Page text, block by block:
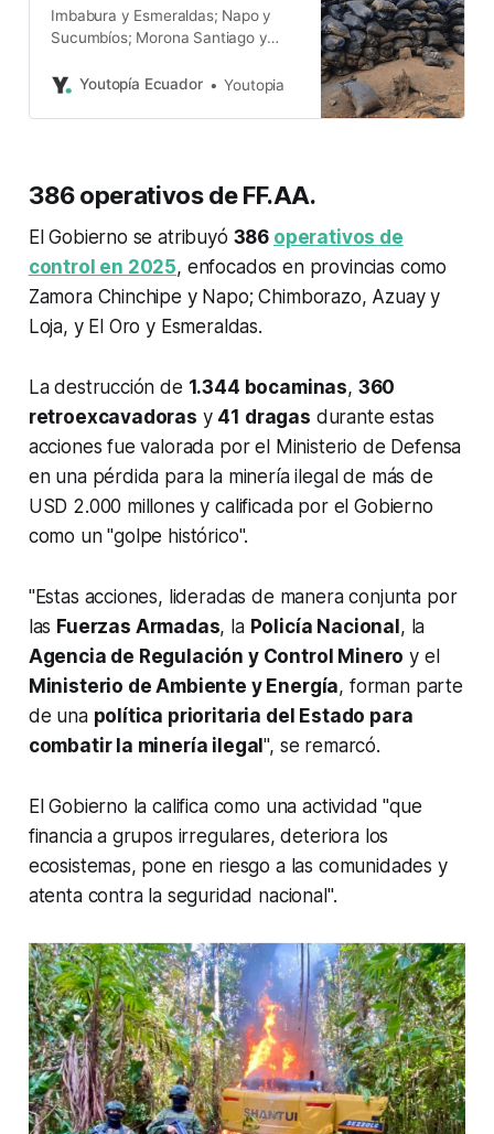
Imbabura y Esmeraldas; Napo y
Sucumbíos; Morona Santiago y
Loja son 9 de las 16 provincias con
Youtopía Ecuador Youtopia
386 operativos de FF.AA.
El Gobierno se atribuyó 386 operativos de
control en 2025, enfocados en provincias como
Zamora Chinchipe y Napo; Chimborazo, Azuay y
Loja, y El Oro y Esmeraldas.
La destrucción de 1.344 bocaminas, 360
retroexcavadoras y 41 dragas durante estas
acciones fue valorada por el Ministerio de Defensa
en una pérdida para la minería ilegal de más de
USD 2.000 millones y calificada por el Gobierno
como un "golpe histórico".
"Estas acciones, lideradas de manera conjunta por
las Fuerzas Armadas, la Policía Nacional , la
Agencia de Regulación y Control Minero y el
Ministerio de Ambiente y Energía, forman parte
de una política prioritaria del Estado para
combatir la minería ilegal", se remarcó.
El Gobierno la califica como una actividad "que
financia a grupos irregulares, deteriora los
ecosistemas, pone en riesgo a las comunidades y
atenta contra la seguridad nacional".